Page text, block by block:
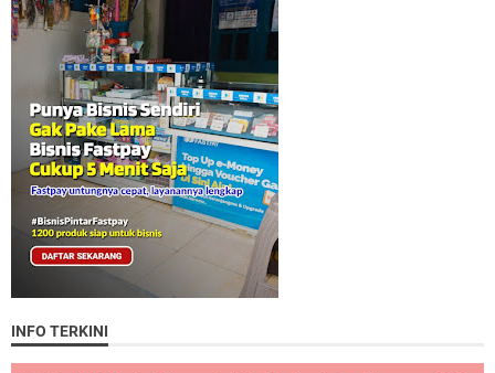
INFO TERKINI